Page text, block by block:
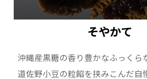
そやかて
沖縄産黒糖の香り豊かなふっくら
道佐野小豆の粒餡を挟みこんだ自